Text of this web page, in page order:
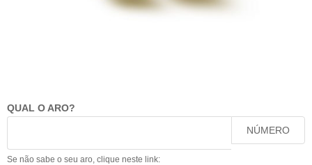
QUAL O ARO?
NÚMERO
Se não sabe o seu aro, clique neste link: